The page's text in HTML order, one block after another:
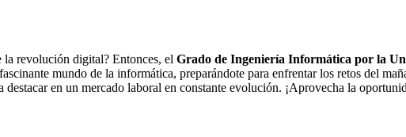
la revolución digital? Entonces, el Grado de Ingeniería Informática por la
mundo de la informática, preparándote para enfrentar los retos del
en un mercado laboral en constante evolución. ¡Aprovecha la